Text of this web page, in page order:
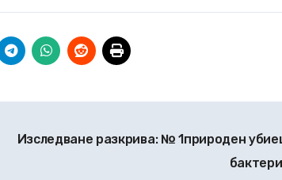
Изследване разкрива: № 1природен